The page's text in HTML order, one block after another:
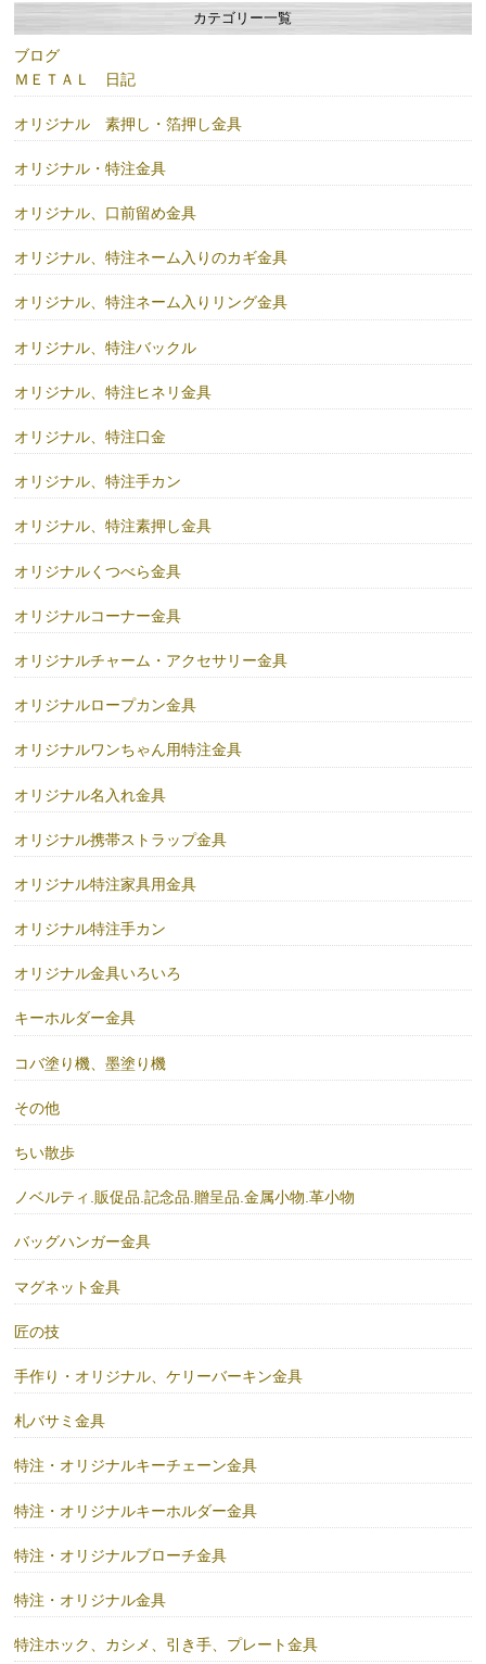
カテゴリー一覧
ブログ
ＭＥＴＡＬ 日記
オリジナル 素押し・箔押し金具
オリジナル・特注金具
オリジナル、口前留め金具
オリジナル、特注ネーム入りのカギ金具
オリジナル、特注ネーム入りリング金具
オリジナル、特注バックル
オリジナル、特注ヒネリ金具
オリジナル、特注口金
オリジナル、特注手カン
オリジナル、特注素押し金具
オリジナルくつべら金具
オリジナルコーナー金具
オリジナルチャーム・アクセサリー金具
オリジナルロープカン金具
オリジナルワンちゃん用特注金具
オリジナル名入れ金具
オリジナル携帯ストラップ金具
オリジナル特注家具用金具
オリジナル特注手カン
オリジナル金具いろいろ
キーホルダー金具
コバ塗り機、墨塗り機
その他
ちい散歩
ノベルティ.販促品.記念品.贈呈品.金属小物.革小物
バッグハンガー金具
マグネット金具
匠の技
手作り・オリジナル、ケリーバーキン金具
札バサミ金具
特注・オリジナルキーチェーン金具
特注・オリジナルキーホルダー金具
特注・オリジナルブローチ金具
特注・オリジナル金具
特注ホック、カシメ、引き手、プレート金具